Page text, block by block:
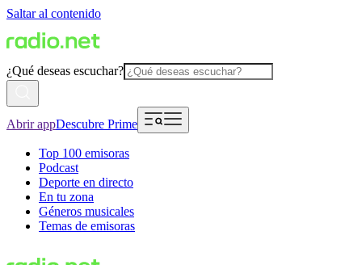
Saltar al contenido
¿Qué deseas escuchar?
Abrir appDescubre Prime
Top 100 emisoras
Podcast
Deporte en directo
En tu zona
Géneros musicales
Temas de emisoras